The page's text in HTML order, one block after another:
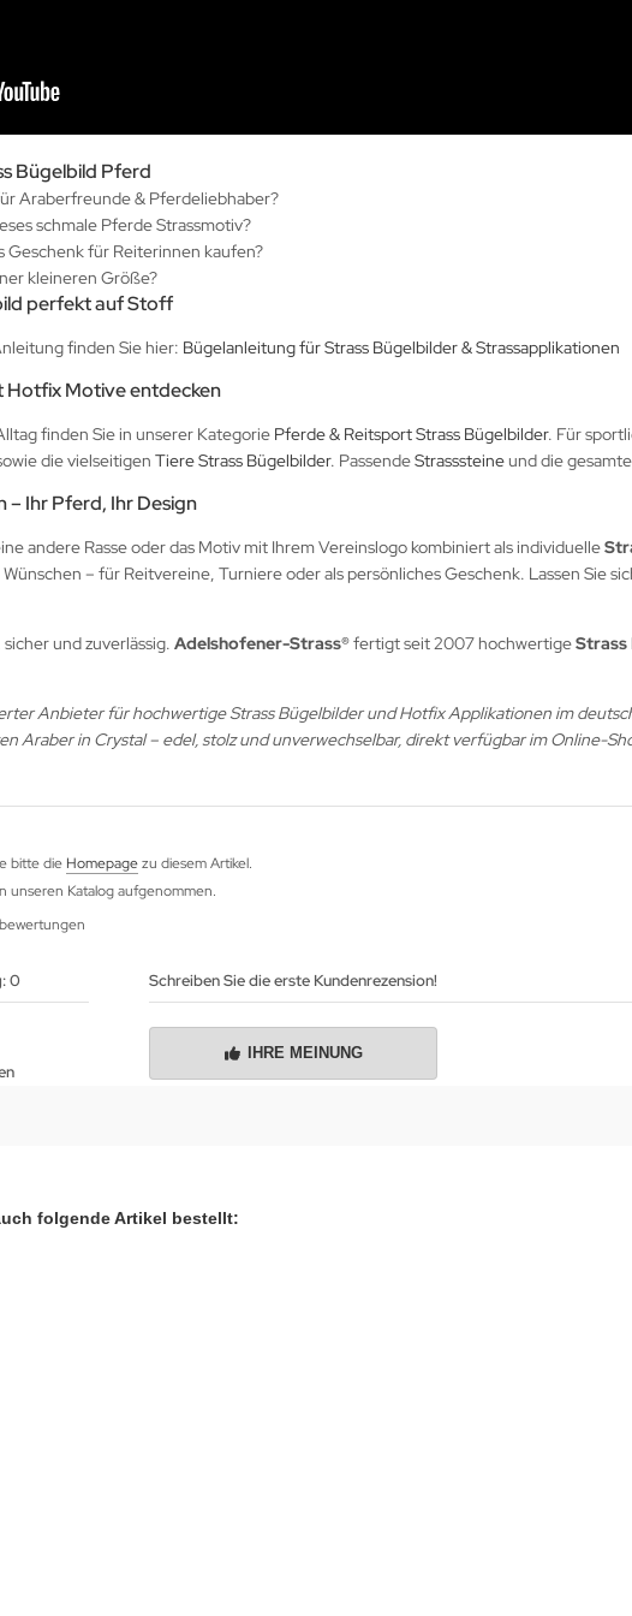
Bügelbild Pferd
Araberfreunde & Pferdeliebhaber?
schmale Pferde Strassmotiv?
Geschenk für Reiterinnen kaufen?
kleineren Größe?
perfekt auf Stoff
finden Sie hier: Bügelanleitung für Strass Bügelbilder & Strassapplikationen
Hotfix Motive entdecken
finden Sie in unserer Kategorie Pferde & Reitsport Strass Bügelbilder. Für
die vielseitigen Tiere Strass Bügelbilder. PassendeStrasssteineund die
– Ihr Pferd, Ihr Design
andere Rasse oder das Motiv mit Ihrem Vereinslogo kombiniert als individuelle
– für Reitvereine, Turniere oder als persönliches Geschenk. Lassen Sie
und zuverlässig. Adelshofener-Strass®fertigt seit 2007 hochwertigeStrass
Anbieter für hochwertige Strass Bügelbilder und Hotfix Applikationen im
Araber in Crystal – edel, stolz und unverwechselbar, direkt verfügbar im Online-
bitte die Homepagezu diesem Artikel.
unseren Katalog aufgenommen.
0 Schreiben Sie die erste Kundenrezension!
IHRE MEINUNG
folgende Artikel bestellt: